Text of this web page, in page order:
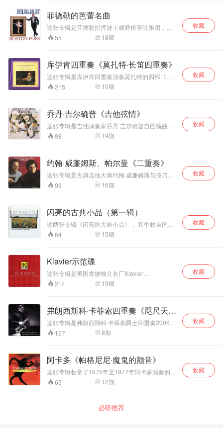
促，重在音乐气韵
流动。
朗克的《长笛奏鸣
曲》。两位大师的
精妙配合，让音乐
呈现出迷人的色彩
丽，丰富的泛音让
笛声更加飘逸高
贵。1975年是高威
演奏生涯中状态最
下摆脱了阴柔之
气，音色明亮。具
有强烈的金属质
感。充满了喜悦精
演奏技巧、丰富的
力度变化，音色自
然，钢琴高音区的
光彩和纯净的中低
赞。钢琴与长笛的
优秀平衡和生动的
空间感使这张唱片
更具聆听和收藏价
值，除此，这还是
优秀的室内乐唱
片。 普罗科菲耶夫
《D大调第二号长
笛奏鸣曲》作品
曲共有四个乐章，
沿袭了古典奏鸣曲
的结构，而在和声
与织体等方面颇具
性作品。长笛独奏
部分技巧飞扬、充
满着戏剧般的张力
与抒情性，对演奏
验；而钢琴部分也
乐会中保持了一贯
录音师的妙手，不
仅使卡内基音乐厅
焕发出新的活力，
狂，令人叫绝！ 这
张专辑是钢琴独奏
《日本唱片艺术》
推荐。
模拟母带均以24位/96kHz的技术加以数字化重新
处理，效果更胜以往，是回味当代名演的最好选
择。 在这套合辑中，安娜·莫芙与多位歌手合作，
包含上个世代的男高音代表人物史帝法诺、贝冈
吉与克劳斯。参与的指挥更包括莱布维兹、塞拉
歌唱家，出生于宾夕法尼亚州，有意大利血统。
1950-60年代活跃于乐坛，因其歌声与美貌而受
欢迎。好莱坞曾有意请她拍电影，但因母亲有意
让她当修女而拒绝。1955年获得奖学金，进入罗
斯塔夫》与《梦游女》的女主角，结果吸引卡拉
扬，邀请她到萨尔兹堡音乐节合作《法斯塔夫》
以及此剧的唱片录音。而卡拉丝演唱的《波西米
亚人》，也指定由她唱对手角色穆赛塔。当时的
歌剧院首演《茶花女》之薇奥丽塔一角大获成
功，并因此与剧团展开长期合作，而当1976年她
退休时，也是选择此角色告别舞台。1960-1973
年之间，在意大利当地的电视台担任主播，被选
芙的歌声柔和恬淡、用情真挚、细腻而温柔，对
于乐曲中的抒情性控制得宜，由内而外散发出典
雅高贵的气息。与戏剧性的作品相比，她更适合
演唱抒情的作品。莫芙的嗓音低沉丰满、优雅，
线条明晰匀称。虽然音量不大，但音色温暖而丰
她敏捷的花腔技术使她能胜任露契亚这样的高难
度唱段。她与男高图克和男中音梅里尔合作演出
的《茶花女》以她赋予主人公细腻感伤的演绎至
今仍为人们称道。莫芙演唱的音质纯净清脆，线
条明晰匀称，音量不大，却充盈着极强的艺术感
菲德勒的芭蕾名曲
这张专辑是菲德勒指挥波士顿通俗管弦乐团，演
奏19首著名的芭蕾舞曲，包括芭蕾舞剧《胡桃夹
子》、《天鹅湖》、《葛培莉亚》中家喻户晓的
的伟大舞曲音乐。专辑的演奏、录音都是一流
的，录音场地是堂音丰满的Boston Symphony
Hall，而录音及监制是天碟搭档Lewis Layton、
Richard Mohr，有此背景在，菲德勒的录音又怎
能不靓声，专辑包括多首发烧友熟知的爆棚乐
55 18期
收藏
库伊肯四重奏《莫扎特·长笛四重奏》
这张专辑是库伊肯四重奏演奏莫扎特的四部《长
笛四重奏》，1982年的录音。库伊肯四重奏是一
支使用古乐器的四重奏团，由Barthold Kuijken吹
制的乔凡尼·格兰奇诺小提琴、Lucy van Dael演
奏一把1771年伦敦制的塞缪尔·汤普森中提琴、
Wieland Kuijken演奏一把1570年制的安德烈亚·
阿马蒂大提琴。他们不但使用古乐器，而且追寻
历史演奏习惯去演奏莫扎特的作品，力求还原作
K298。都是他为长笛和弦乐三重奏所做，长笛在
小提琴、中提琴和大提琴的衬托下显得十分活泼
而优美。据说莫扎特曾经很讨厌长笛这件乐器，
大部分长笛作品也是受人委托所做，可丝毫没能
215 10期
收藏
乔丹·吉尔确普《吉他弦情》
这张专辑是吉他演奏家乔丹·吉尔确普自己编曲辑
录的第一张唱片，完全是“自传”性的专辑。真正的
吉他爱家喜欢品聆一把吉他的“清弹”，可能这样才
自己演奏，自己撰写唱片文稿，用琴声和文笔抒
发心声，很适合吉他爱好者的口味。听这张唱
片，可以先凭自己的“听功”，按顺序欣赏，也可以
按“文”索骥，依乔丹·吉尔确普的引语踏上唱片中
的吉他音乐之旅。熟悉几遍之后，当你闭上眼
98 19期
收藏
约翰·威廉姆斯、帕尔曼《二重奏》
这张专辑是古典吉他大师约翰·威廉姆斯与技巧与
才情兼具的小提琴大师帕尔曼合作演奏帕格尼
尼、朱里尼的二重奏作品。这张旷世珍藏版，完
奏技巧、瘦骨嶙峋的面容、热情奔放的曲韵而深
入人心的意大利“超技派”小提琴演奏、作曲家帕格
尼尼，《二十四首随想曲》堪称其代表作，也是
一般乐迷所熟知的古典音乐作品；然而他特别选
择吉他作为另一创作题材，谱写下约两百首的吉
的耳目。 吉他演奏兼作曲家的朱里尼，深谙吉
他，作品对吉他刻划细腻，专辑中所选作品是朱
里尼较鲜为人知的吉他曲，将吉他独具的音响发
挥尽净。
99 16期
收藏
闪亮的古典小品（第一辑）
这两张专辑《闪亮的古典小品》， 其中收录的都
是大家耳熟能详的作品，录音的手法相当细腻，
同时对于各种乐器的音色和音质，拿捏的十分准
间感，如同身临现场，可谓是十分考究的。这是
因为他们都是由世界最著名的录音师威尔金森和
他的录音小组录制的。 举世无双的威尔金森之
音： 1、所有的威尔金森录音都展现出一个极为
宽阔的舞台。威尔金森录音时习惯把法国号摆到
围； 2、深度感十分惊人。在国家音乐厅是绝对
不可能听到这么又深又雄伟的场面，有时我会认
为这是不是真的﹖很多录音拥有宽阔的音场，不
过是平面的，而威尔金森却兼得两者之长； 3、
Lewis Layton的堂音（Ambience），威尔金森的
实体感（Body）； 4、有非常大的空间感。不尽
是整个录音地点的空间感与堂音非常清楚，就是
乐器间的空气流动也一样历历在目； 5、有富丽
的清丽、RCA 的浑厚刚好是几种不同的对比；
64 15期
收藏
Klavier示范碟
这张专辑是美国发烧独立名厂Klavier
Records（发烧友通称老K、大K）的录音精选
辑，由世界首席录音大师Bruce Leek制作，它的
肖邦、斯特拉文斯基、拉威尔、马斯奈、比才等
多首经典名曲。 Klavier Records当年凭借着《马
斯奈：领袖》(KCD 11007)、《圣桑：动物狂欢
节》(KCD 11011)、《圣桑：管风琴交响曲》
(KCD 11010)、《比才：C大调交响曲》
单上的肯定外，只要是Louis Fremaux指挥
Birmingham Symphony Orchestra（伯明翰市立
交响乐团），肯定是发烧的保证，另外大家都知
道Keith.O.Johnson，他为美国Reference
转至Klavier公司，录下许多顶级珍贵的录音，况
214 19期
收藏
弗朗西斯科·卡菲索四重奏《咫尺天
堂》
这张专辑是弗朗西斯科·卡菲索爵士四重奏2006年
1月在罗马录制的，由Francesco Cafiso领衔并演
奏中音萨克斯、Andrea Pozza演奏钢琴、Aldo
弗朗西斯科·卡菲索（Francesco Cafiso）意大利
中音萨克斯演奏家，1989年5月24日出生于西西
里岛的维多利亚。他是爵士史上最早熟的人才之
一。弗朗西斯科只有九岁那年，他与国际知名音
乐家合作迈出了第一步。2002年7月举行的爵士
事业至关重要。马尔萨里斯带着弗朗西斯科在欧
127 8期
收藏
阿卡多《帕格尼尼·魔鬼的颤音》
这张专辑收录了1975年至1977年阿卡多演奏的帕
格尼尼小提琴协奏曲和随想曲12段精华选段，此
时正是阿卡多艺术生涯的颠峰期，演奏充满了十
曲，伦敦爱乐乐团的协奏更是锦上添花。王牌录
音师Gunter Hermanns负责摆放录音话筒，数码
65 12期
收藏
必听推荐